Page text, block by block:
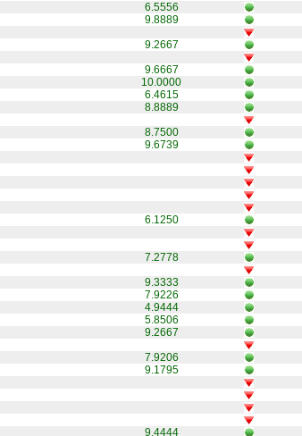
6.5556
9.8889
9.2667
9.6667
10.0000
6.4615
8.8889
8.7500
9.6739
6.1250
7.2778
9.3333
7.9226
4.9444
5.8506
9.2667
7.9206
9.1795
9.4444